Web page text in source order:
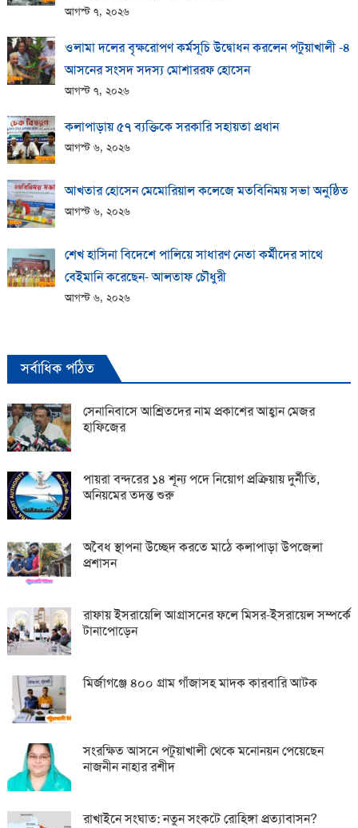
আগস্ট ৭, ২০২৬
ওলামা দলের বৃক্ষরোপণ কর্মসূচি উদ্বোধন করলেন পটুয়াখালী -৪
আসনের সংসদ সদস্য মোশাররফ হোসেন
আগস্ট ৭, ২০২৬
কলাপাড়ায় ​৫৭ ব্যক্তিকে সরকারি সহায়তা প্রধান
আগস্ট ৬, ২০২৬
আখতার হোসেন মেমোরিয়াল কলেজে মতবিনিময় সভা অনুষ্ঠিত
আগস্ট ৬, ২০২৬
শেখ হাসিনা বিদেশে পালিয়ে সাধারণ নেতা কর্মীদের সাথে
বেইমানি করেছেন- আলতাফ চৌধুরী
আগস্ট ৬, ২০২৬
সর্বাধিক পঠিত
সেনানিবাসে আশ্রিতদের নাম প্রকাশের আহ্বান মেজর
হাফিজের
পায়রা বন্দরের ১৪ শূন্য পদে নিয়োগ প্রক্রিয়ায় দুর্নীতি,
অনিয়মের তদন্ত শুরু
অবৈধ স্থাপনা উচ্ছেদ করতে মাঠে কলাপাড়া উপজেলা
প্রশাসন
রাফায় ইসরায়েলি আগ্রাসনের ফলে মিসর-ইসরায়েল সম্পর্কে
টানাপোড়েন
মির্জাগঞ্জে ৪০০ গ্রাম গাঁজাসহ মাদক কারবারি আটক
সংরক্ষিত আসনে পটুয়াখালী থেকে মনোনয়ন পেয়েছেন
নাজনীন নাহার রশীদ
রাখাইনে সংঘাত: নতুন সংকটে রোহিঙ্গা প্রত্যাবাসন?